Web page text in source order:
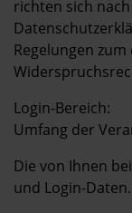
richten sich
Regelungen
Login-Bereich:
Umfang der
Die von Ihnen
und Login-Daten.